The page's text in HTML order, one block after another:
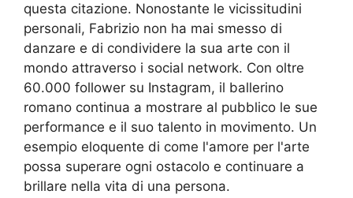
questa citazione. Nonostante le vicissitudini
personali, Fabrizio non ha mai smesso di
danzare e di condividere la sua arte con il
mondo attraverso i social network. Con oltre
60.000 follower su Instagram, il ballerino
romano continua a mostrare al pubblico le sue
performance e il suo talento in movimento. Un
esempio eloquente di come l'amore per l'arte
possa superare ogni ostacolo e continuare a
brillare nella vita di una persona.